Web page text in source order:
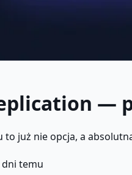
—
już nie opcja, a
temu